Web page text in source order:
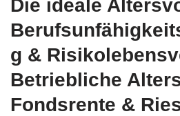
Die ideale
g &
Betriebliche
Fondsrente &